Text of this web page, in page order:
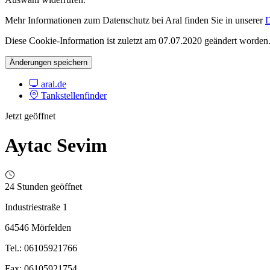
Mehr Informationen zum Datenschutz bei Aral finden Sie in unserer
Diese Cookie-Information ist zuletzt am 07.07.2020 geändert worden.
Änderungen speichern
aral.de
Tankstellenfinder
Jetzt geöffnet
Aytac Sevim
24 Stunden geöffnet
Industriestraße 1
64546 Mörfelden
Tel.: 06105921766